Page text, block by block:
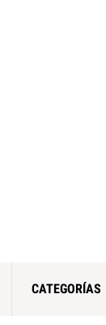
CATEGORÍAS